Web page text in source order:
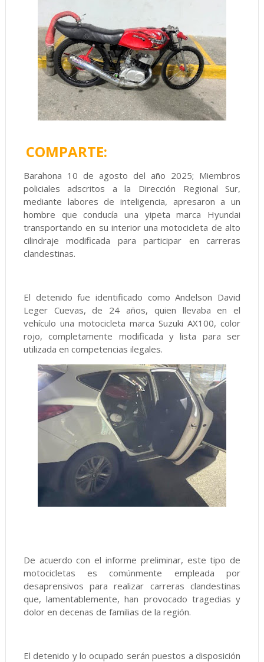
COMPARTE:
Barahona 10 de agosto del año 2025; Miembros
policiales adscritos a la Dirección Regional Sur,
mediante labores de inteligencia, apresaron a un
hombre que conducía una yipeta marca Hyundai
transportando en su interior una motocicleta de alto
cilindraje modificada para participar en carreras
clandestinas.
El detenido fue identificado como Andelson David
Leger Cuevas, de 24 años, quien llevaba en el
vehículo una motocicleta marca Suzuki AX100, color
rojo, completamente modificada y lista para ser
utilizada en competencias ilegales.
De acuerdo con el informe preliminar, este tipo de
motocicletas es comúnmente empleada por
desaprensivos para realizar carreras clandestinas
que, lamentablemente, han provocado tragedias y
dolor en decenas de familias de la región.
El detenido y lo ocupado serán puestos a disposición